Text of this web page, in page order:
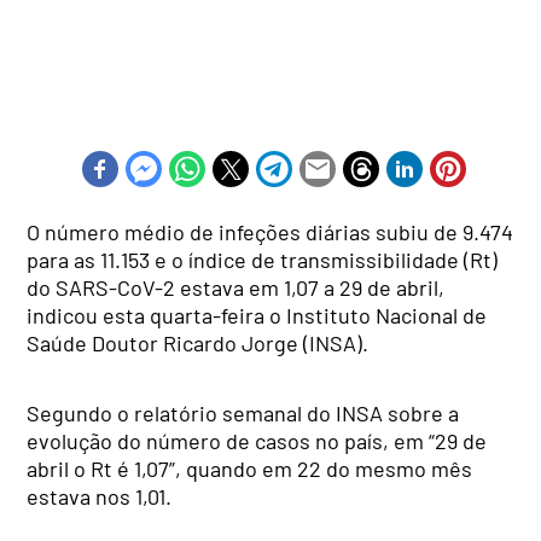
O número médio de infeções diárias subiu de 9.474
para as 11.153 e o índice de transmissibilidade (Rt)
do SARS-CoV-2 estava em 1,07 a 29 de abril,
indicou esta quarta-feira o Instituto Nacional de
Saúde Doutor Ricardo Jorge (INSA).
Segundo o relatório semanal do INSA sobre a
evolução do número de casos no país, em “29 de
abril o Rt é 1,07”, quando em 22 do mesmo mês
estava nos 1,01.